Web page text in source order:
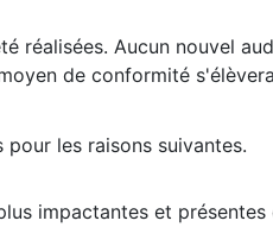
réalisées. Aucun nouvel
de conformité
les raisons suivantes.
impactantes et